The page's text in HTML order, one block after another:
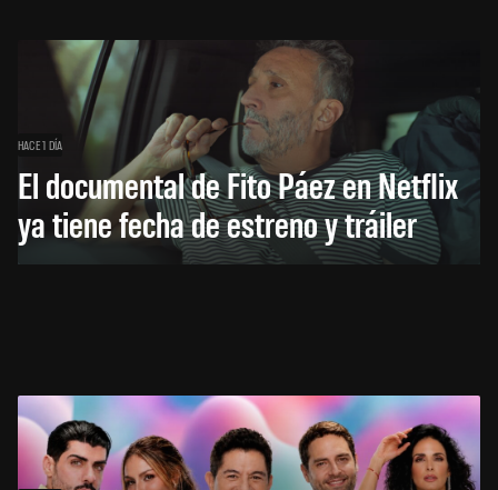
HACE 1 DÍA
El documental de Fito Páez en Netflix
ya tiene fecha de estreno y tráiler